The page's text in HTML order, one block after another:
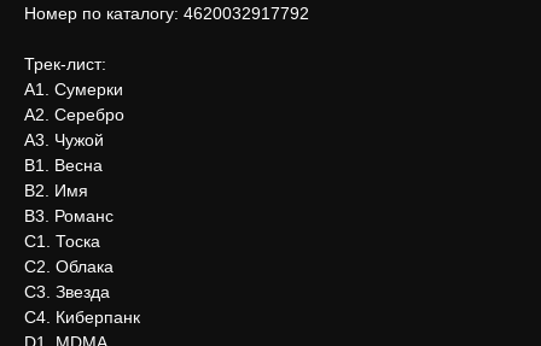
Номер по каталогу: 4620032917792
Трек-лист:
A1. Сумерки
A2. Серебро
A3. Чужой
B1. Весна
B2. Имя
B3. Романс
C1. Тоска
C2. Облака
C3. Звезда
C4. Киберпанк